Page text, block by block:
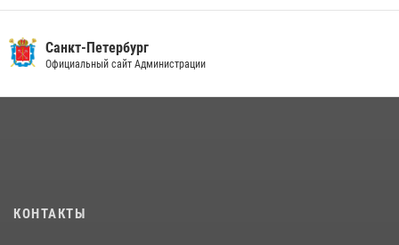
В Красногвардейском районе росгвардейцы задержали хулигана,
угрожавшего мужчине пневматическим пистолетом
на III Международном петербургском цифровом форуме
Санкт-Петербург
Официальный сайт Администрации
КОНТАКТЫ